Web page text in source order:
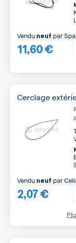
11,60 €
Vendu neuf par
Cerclage
2,07 €
Vendu neuf par